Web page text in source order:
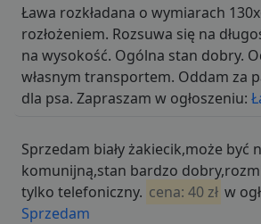
Ława rozkładana o wymiarach
rozłożeniem. Rozsuwa się na
na wysokość. Ogólna stan dobry.
własnym transportem. Oddam za
dla psa. Zapraszam w ogłoszeniu:
Sprzedam biały żakiecik,może być
komunijną,stan bardzo
tylko telefoniczny. cena: 40 zł w
Sprzedam